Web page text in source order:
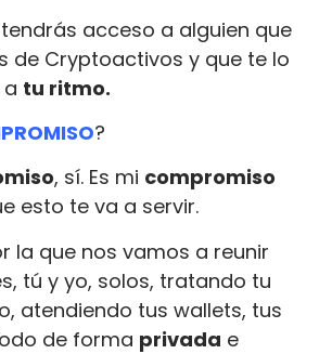
acceso a alguien que
de Cryptoactivos y que te lo
tu ritmo.
?
, sí. Es mi compromiso
esto te va a servir.
la que nos vamos a reunir
tú y yo, solos, tratando tu
atendiendo tus wallets, tus
de forma privada e